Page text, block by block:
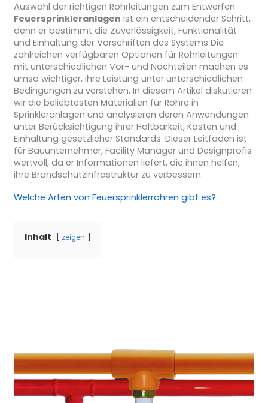
Auswahl der richtigen Rohrleitungen zum Entwerfen
Feuersprinkleranlagen Ist ein entscheidender Schritt,
denn er bestimmt die Zuverlässigkeit, Funktionalität
und Einhaltung der Vorschriften des Systems Die
zahlreichen verfügbaren Optionen für Rohrleitungen
mit unterschiedlichen Vor- und Nachteilen machen es
umso wichtiger, ihre Leistung unter unterschiedlichen
Bedingungen zu verstehen. In diesem Artikel diskutieren
wir die beliebtesten Materialien für Rohre in
Sprinkleranlagen und analysieren deren Anwendungen
unter Berücksichtigung ihrer Haltbarkeit, Kosten und
Einhaltung gesetzlicher Standards. Dieser Leitfaden ist
für Bauunternehmer, Facility Manager und Designprofis
wertvoll, da er Informationen liefert, die ihnen helfen,
ihre Brandschutzinfrastruktur zu verbessern.
Welche Arten von Feuersprinklerrohren gibt es?
Inhalt zeigen